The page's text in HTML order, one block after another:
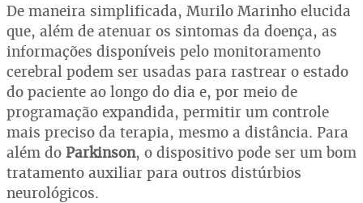
De maneira simplificada, Murilo Marinho elucida
que, além de atenuar os sintomas da doença, as
informações disponíveis pelo monitoramento
cerebral podem ser usadas para rastrear o estado
do paciente ao longo do dia e, por meio de
programação expandida, permitir um controle
mais preciso da terapia, mesmo a distância. Para
além do Parkinson, o dispositivo pode ser um bom
tratamento auxiliar para outros distúrbios
neurológicos.